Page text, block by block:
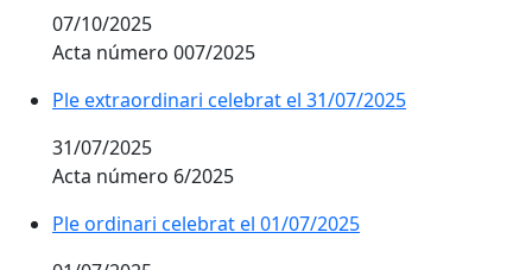
07/10/2025
Acta número 007/2025
Ple extraordinari celebrat el 31/07/2025
31/07/2025
Acta número 6/2025
Ple ordinari celebrat el 01/07/2025